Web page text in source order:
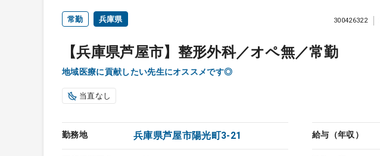
常勤 兵庫県
【兵庫県芦屋市】整形外科／オペ無／常勤
地域医療に貢献したい先生にオススメです◎
300426322
当直なし
勤務地 兵庫県芦屋市陽光町3-21 給与（年収）